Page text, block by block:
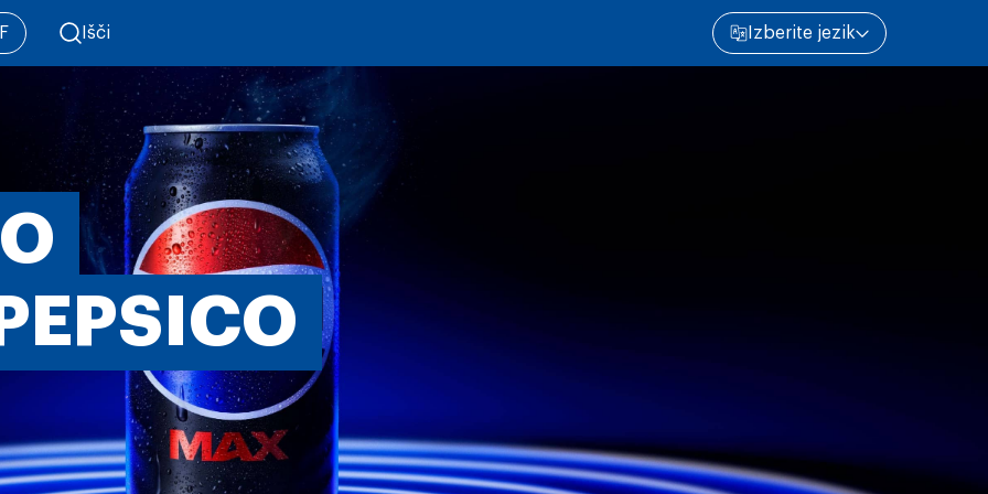
Išči Izberite jezik